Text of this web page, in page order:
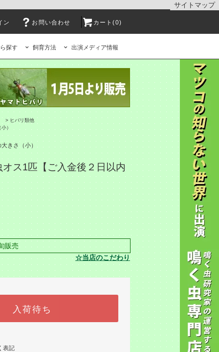
サイトマップ
ン お問い合わせ カート(0)
探す 飼育方法 出演メディア情報
> ヒバリ類他
）
きさ（小）
ス1匹【ご入金後２日以内
販売
☆当店のこだわり
入荷待ち
表記